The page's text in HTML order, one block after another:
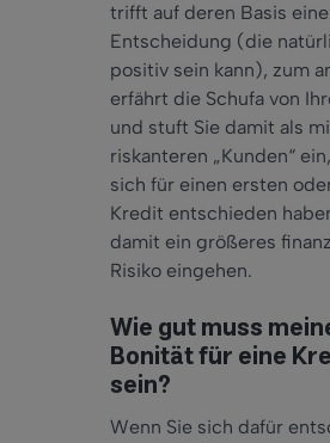
trifft auf deren Basis eine
Entscheidung (die
positiv sein kann), zum
erfährt die Schufa von
und stuft Sie damit als
riskanteren „Kunden“
sich für einen ersten
Kredit entschieden
damit ein größeres
Risiko eingehen.
Wie gut muss
Bonität für eine
sein?
Wenn Sie sich dafür